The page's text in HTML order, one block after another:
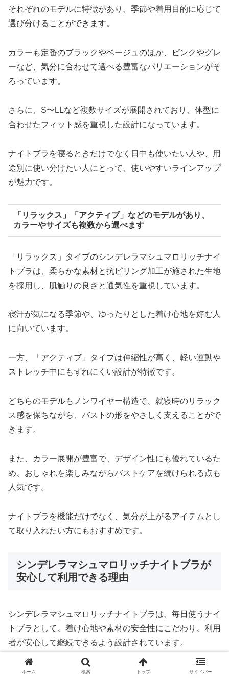
それぞれのモデルに特徴があり、季節や着用目的に応じて
選び分けることができます。
カラーも定番のブラックやベージュのほか、ピンクやグレ
ーなど、気分に合わせて選べる豊富なバリエーションがそ
ろっています。
さらに、S〜LLなど複数サイズが展開されており、体型に
合わせたフィット感を重視した設計になっています。
ナイトブラを寝るときだけでなく日中も使いたい人や、用
途別に使い分けたい人にとって、使いやすいラインアップ
が魅力です。
「リラックス」「アクティブ」などのモデルがあり、
カラーやサイズも複数から選べます
「リラックス」タイプのシンデレラマシュマロリッチナイ
トブラは、柔らかな素材と抗ピリング加工が施された生地
を採用し、肌触りの良さと通気性を重視しています。
寝汗が気になる季節や、ゆったりとした着け心地を好む人
に向いています。
一方、「アクティブ」タイプは伸縮性が高く、軽い運動や
ストレッチ中にもずれにくい設計が特徴です。
どちらのモデルもノンワイヤー構造で、就寝時のリラック
ス感を保ちながら、バストの形をやさしく支えることがで
きます。
また、カラー展開が豊富で、デザイン性にも優れているた
め、おしゃれを楽しみながらバストケアを続けられる点も
人気です。
ナイトブラを機能だけでなく、気分が上がるアイテムとし
て取り入れたい方にもおすすめです。
シンデレラマシュマロリッチナイトブラが
安心して利用できる理由
シンデレラマシュマロリッチナイトブラは、毎日使うナイ
トブラとして、着け心地や素材の安全性にこだわり、利用
者が安心して継続できるよう設計されています。
ナイトブラは長時間肌に触れるインナーであるため、快適
ホーム 検索 トップ サイドバー